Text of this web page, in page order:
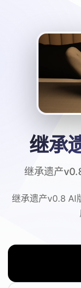
继承
继承遗产
继承遗产v0.8 AI